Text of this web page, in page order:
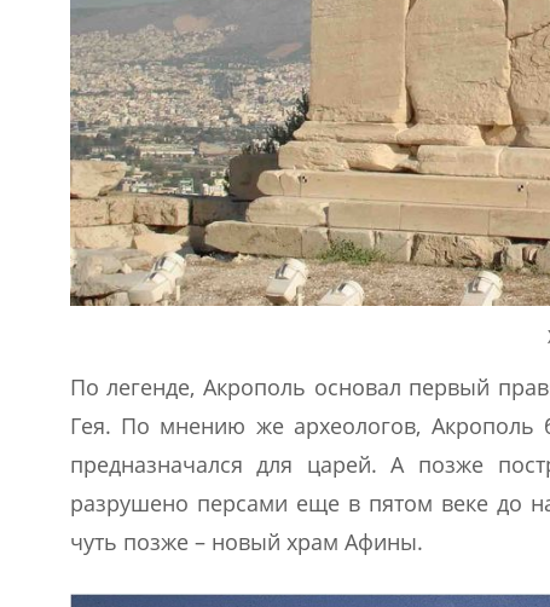
По легенде, Акрополь основал первый
Гея. По мнению же археологов,
предназначался для царей. А позже
разрушено персами еще в пятом веке до
чуть позже – новый храм Афины.